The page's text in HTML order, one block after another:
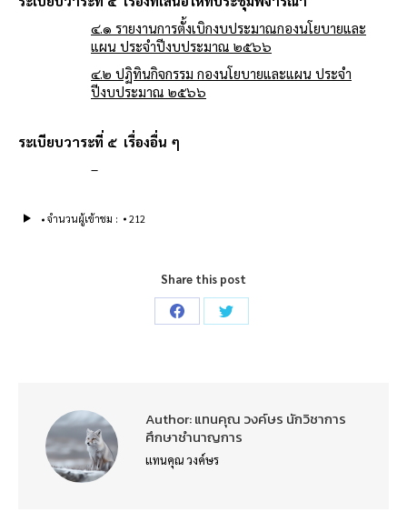
๔.๑ รายงานการตั้งเบิกงบประมาณกองนโยบายและ
แผน ประจำปีงบประมาณ ๒๕๖๖
๔.๒ ปฏิทินกิจกรรม กองนโยบายและแผน ประจำ
ปีงบประมาณ ๒๕๖๖
ระเบียบวาระที่ ๕ เรื่องอื่น ๆ
–
จำนวนผู้เข้าชม : 212
Share this post
Share
Share
Author:แทนคุณ วงค์ษร นักวิชาการ
ศึกษาชำนาญการ
แทนคุณ วงค์ษร